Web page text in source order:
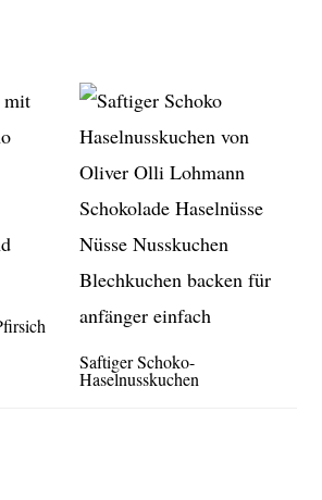
Saftiger Schoko-
Haselnusskuchen